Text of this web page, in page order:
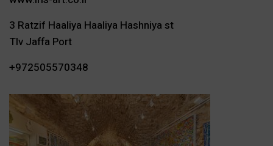
3 Ratzif Haaliya Haaliya Hashniya st
Tlv Jaffa Port
+972505570348